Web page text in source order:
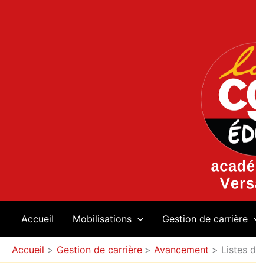
Accueil Mobilisations Gestion de carrière
Accueil Gestion de carrière Avancement Listes